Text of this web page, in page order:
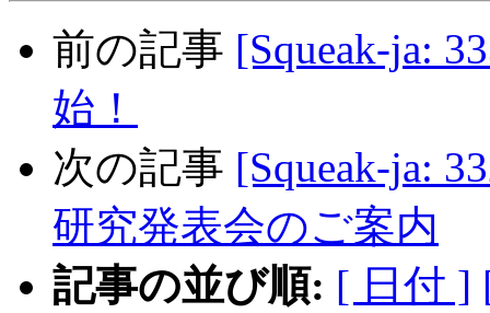
前の記事 [Squeak-ja:
始！
次の記事 [Squeak-ja:
研究発表会のご案内
記事の並び順: [ 日付 ]